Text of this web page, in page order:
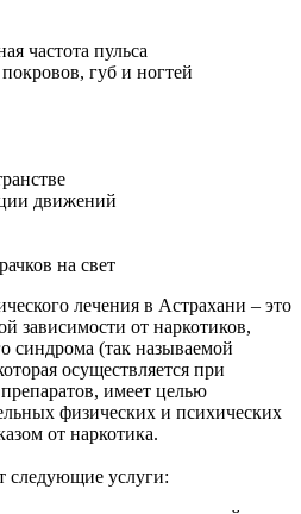
частота пульса
губ и ногтей
движений
на свет
лечения в Астрахани – это
зависимости от наркотиков,
синдрома (так называемой
осуществляется при
имеет целью
физических и психических
от наркотика.
следующие услуги: